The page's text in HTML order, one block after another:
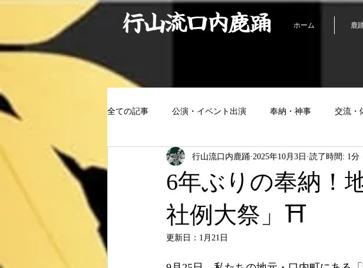
ホーム 鹿
行山流口内鹿踊
全ての記事 公演・イベント出演 奉納・神事 交流・
6年ぶりの奉納！
社例大祭」⛩️
行山流口内鹿踊 2025年10月3日 読了時間: 1分
更新日： 1月21日